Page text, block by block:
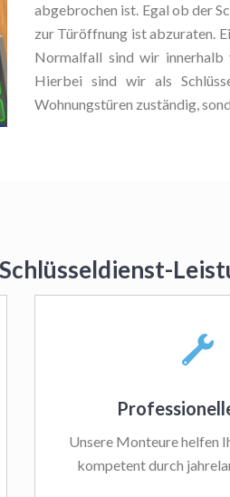
abgebrochen ist. Egal ob der
zur Türöffnung ist abzuraten.
Normalfall sind wir innerhalb
Hierbei sind wir als
Wohnungstüren zuständig,
Unsere Monteure helfen
kompetent durch